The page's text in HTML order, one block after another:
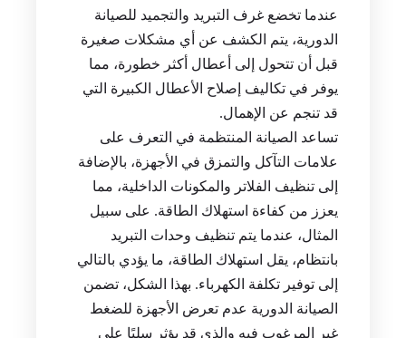
عندما تخضع غرف التبريد والتجميد للصيانة
الدورية، يتم الكشف عن أي مشكلات صغيرة
قبل أن تتحول إلى أعطال أكثر خطورة، مما
يوفر في تكاليف إصلاح الأعطال الكبيرة التي
قد تنجم عن الإهمال.
تساعد الصيانة المنتظمة في التعرف على
علامات التآكل والتمزق في الأجهزة، بالإضافة
إلى تنظيف الفلاتر والمكونات الداخلية، مما
يعزز من كفاءة استهلاك الطاقة. على سبيل
المثال، عندما يتم تنظيف وحدات التبريد
بانتظام، يقل استهلاك الطاقة، ما يؤدي بالتالي
إلى توفير تكلفة الكهرباء. بهذا الشكل، تضمن
الصيانة الدورية عدم تعرض الأجهزة للضغط
غير المرغوب فيه والذي قد يؤثر سلبًا على